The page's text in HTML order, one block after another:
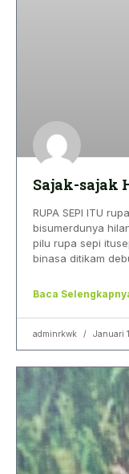
Sajak-sajak
RUPA SEPI ITU
bisumerdunya
pilu rupa sepi
binasa ditikam
Baca
adminrkwk Januari